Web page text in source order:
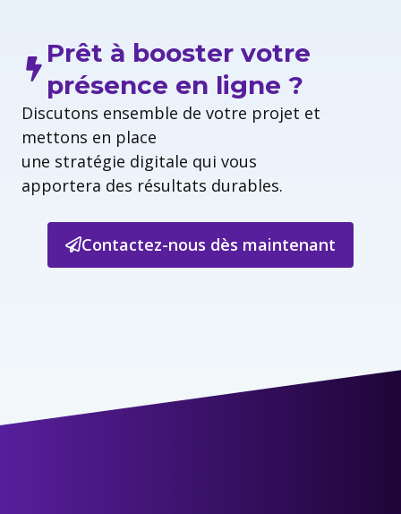
Prêt à booster votre
présence en ligne ?
Discutons ensemble de votre projet et
mettons en place
une stratégie digitale qui vous
apportera des résultats durables.
Contactez-nous dès maintenant